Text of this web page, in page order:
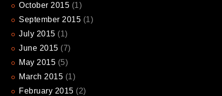
October 2015 (1)
September 2015 (1)
July 2015 (1)
June 2015 (7)
May 2015 (5)
March 2015 (1)
February 2015 (2)